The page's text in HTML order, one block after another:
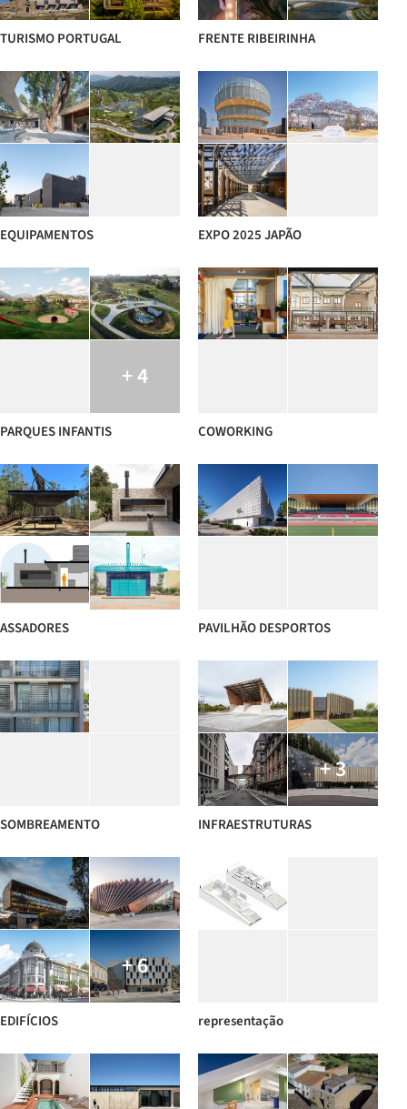
TURISMO PORTUGAL FRENTE RIBEIRINHA
EQUIPAMENTOS EXPO 2025 JAPÃO
+ 4
PARQUES INFANTIS COWORKING
ASSADORES PAVILHÃO DESPORTOS
SOMBREAMENTO
+ 3
INFRAESTRUTURAS
+ 6
EDIFÍCIOS representação